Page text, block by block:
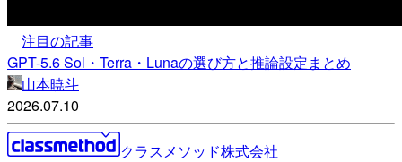
注目の記事
GPT-5.6 Sol・Terra・Lunaの選び方と推論設定まとめ
山本暁斗
2026.07.10
クラスメソッド株式会社